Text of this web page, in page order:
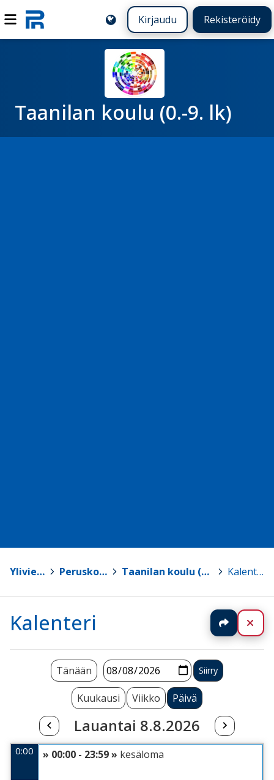
Kirjaudu Rekisteröidy
Taanilan koulu (0.-9. lk)
Ylivieska > Peruskoulut > Taanilan koulu (0.-9. lk) > Kalenteri
Kalenteri Jaa
Kuukausi Viikko Päivä
Lauantai 8.8.2026
Tänään
0:00 » 00:00 - 23:59 » kesäloma